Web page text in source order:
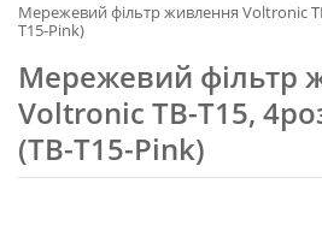
Мережевий фільтр живлення Voltronic
Т15-Pink)
Мережевий фільтр
Voltronic TВ-Т15,
(ТВ-Т15-Pink)